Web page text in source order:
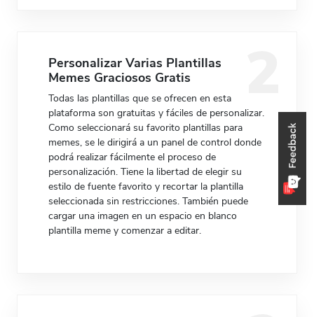
PreviewUse Template Preview Use
Personalizar Varias Plantillas
Memes Graciosos Gratis
Todas las plantillas que se ofrecen en esta
plataforma son gratuitas y fáciles de personalizar.
Como seleccionará su favorito plantillas para
memes, se le dirigirá a un panel de control donde
podrá realizar fácilmente el proceso de
personalización. Tiene la libertad de elegir su
estilo de fuente favorito y recortar la plantilla
seleccionada sin restricciones. También puede
cargar una imagen en un espacio en blanco
plantilla meme y comenzar a editar.